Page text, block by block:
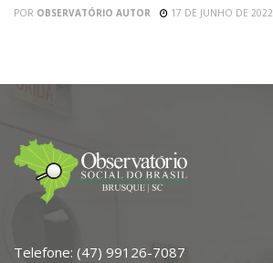
POR OBSERVATÓRIO AUTOR 17 DE JUNHO DE 2022
Telefone: (47) 99126-7087